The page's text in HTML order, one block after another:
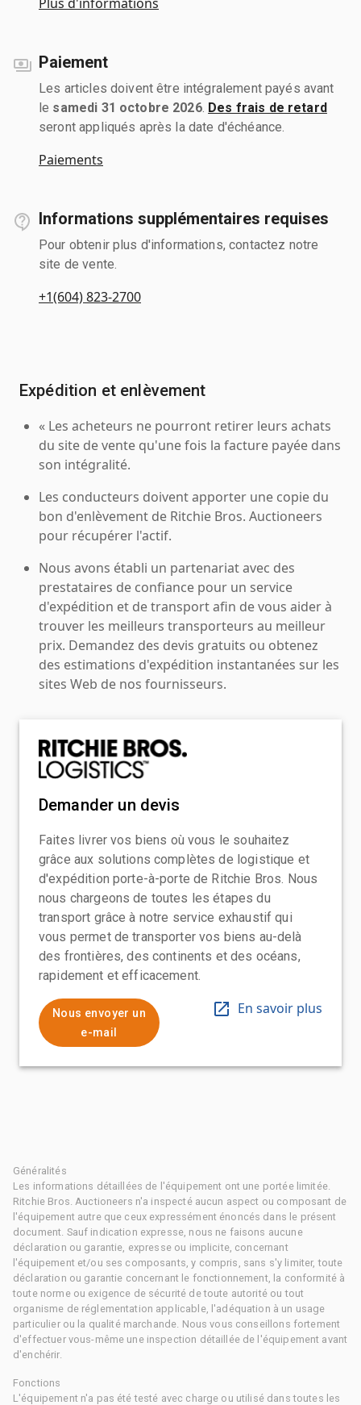
Paiement
Les articles doivent être intégralement payés avant
le samedi 31 octobre 2026. Des frais de retard
seront appliqués après la date d'échéance.
Paiements
Informations supplémentaires requises
Pour obtenir plus d'informations, contactez notre
site de vente.
+1(604) 823-2700
Expédition et enlèvement
« Les acheteurs ne pourront retirer leurs achats
du site de vente qu'une fois la facture payée dans
son intégralité.
Les conducteurs doivent apporter une copie du
bon d'enlèvement de Ritchie Bros. Auctioneers
pour récupérer l'actif.
Nous avons établi un partenariat avec des
prestataires de confiance pour un service
d'expédition et de transport afin de vous aider à
trouver les meilleurs transporteurs au meilleur
prix. Demandez des devis gratuits ou obtenez
des estimations d'expédition instantanées sur les
sites Web de nos fournisseurs.
Demander un devis
Faites livrer vos biens où vous le souhaitez
grâce aux solutions complètes de logistique et
d'expédition porte-à-porte de Ritchie Bros. Nous
nous chargeons de toutes les étapes du
transport grâce à notre service exhaustif qui
vous permet de transporter vos biens au-delà
des frontières, des continents et des océans,
rapidement et efficacement.
Nous envoyer un
e-mail
En savoir plus
Généralités
Les informations détaillées de l'équipement ont une portée limitée.
Ritchie Bros. Auctioneers n'a inspecté aucun aspect ou composant de
l'équipement autre que ceux expressément énoncés dans le présent
document. Sauf indication expresse, nous ne faisons aucune
déclaration ou garantie, expresse ou implicite, concernant
l'équipement et/ou ses composants, y compris, sans s'y limiter, toute
déclaration ou garantie concernant le fonctionnement, la conformité à
toute norme ou exigence de sécurité de toute autorité ou tout
organisme de réglementation applicable, l'adéquation à un usage
particulier ou la qualité marchande. Nous vous conseillons fortement
d'effectuer vous-même une inspection détaillée de l'équipement avant
d'enchérir.
Fonctions
L'équipement n'a pas été testé avec charge ou utilisé dans toutes les